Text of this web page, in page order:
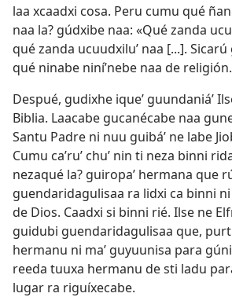
laa xcaadxi cosa. Peru cumu qué
naa la? gúdxibe naa: «Qué zanda
qué zanda ucuudxiluʼ naa [...]. Sicarú
qué ninabe niníʼnebe naa de religión.
Despué, gudixhe iqueʼ guundaniáʼ
Biblia. Laacabe gucanécabe naa
Santu Padre ni nuu guibáʼ ne labe
Cumu caʼruʼ chuʼ nin ti neza binni
nezaqué la? guiropaʼ hermana que
guendaridagulisaa ra lidxi ca binni ni
de Dios. Caadxi si binni rié. Ilse ne
guidubi guendaridagulisaa que,
hermanu ni maʼ guyuunisa para
reeda tuuxa hermanu de sti ladu
lugar ra riguíxecabe.